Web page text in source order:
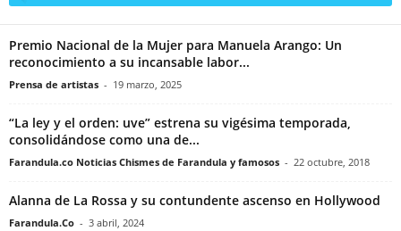
Premio Nacional de la Mujer para Manuela Arango: Un
reconocimiento a su incansable labor...
Prensa de artistas - 19 marzo, 2025
“La ley y el orden: uve” estrena su vigésima temporada,
consolidándose como una de...
Farandula.co Noticias Chismes de Farandula y famosos - 22 octubre, 2018
Alanna de La Rossa y su contundente ascenso en Hollywood
Farandula.Co - 3 abril, 2024